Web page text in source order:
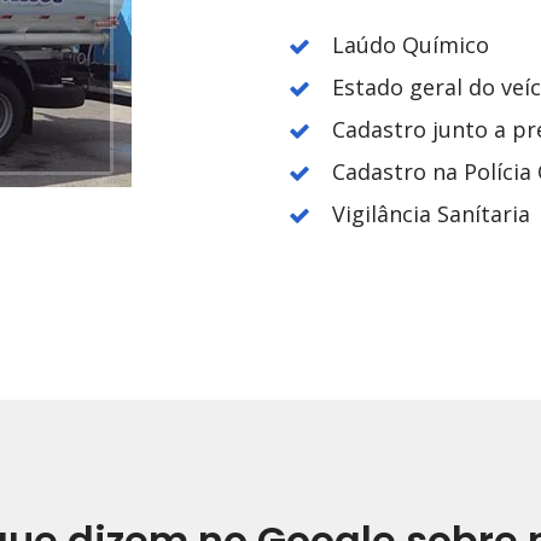
Laúdo Químico
Estado geral do
Cadastro junto a
Cadastro na Polícia
Vigilância Sanítaria